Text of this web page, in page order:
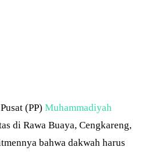
(PP) Muhammadiyah
di Rawa Buaya, Cengkareng,
bahwa dakwah harus